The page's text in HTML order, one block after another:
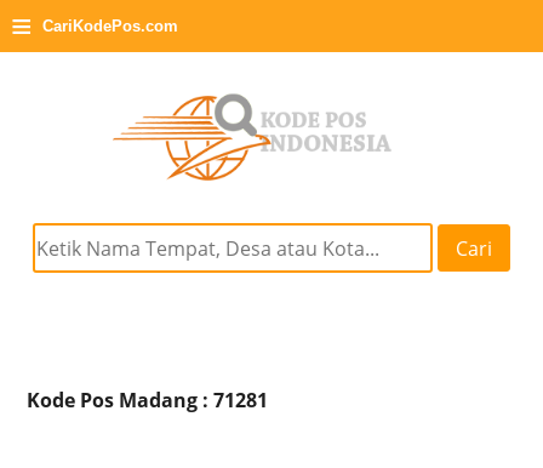
≡ CariKodePos.com
Cari
Kode Pos Madang : 71281